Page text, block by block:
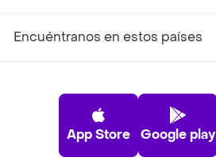
Encuéntranos en estos países
App Store Google play